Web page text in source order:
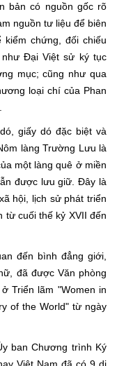
bản có nguồn gốc rõ
nguồn tư liệu để biên
chứng, đối chiếu
Đại Việt sử ký tục
mục; cũng như qua
loại chí của Phan
giấy dó đặc biệt và
làng Trường Lưu là
một làng quê ở miền
được lưu giữ. Đây là
hội, lịch sử phát triển
từ cuối thế kỷ XVII đến
đến bình đẳng giới,
đã được Văn phòng
Triển lãm "Women in
of the World" từ ngày
ban Chương trình Ký